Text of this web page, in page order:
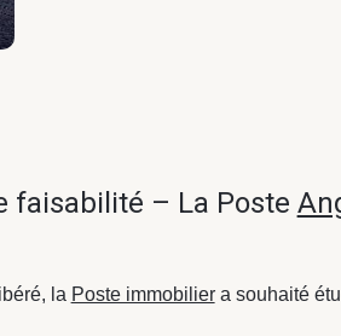
faisabilité – La Poste
la Poste immobiliera souhaité